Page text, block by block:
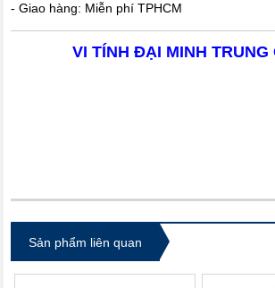
- Giao hàng: Miễn phí TPHCM
VI TÍNH ĐẠI MINH TRUNG
Sản phẩm liên quan